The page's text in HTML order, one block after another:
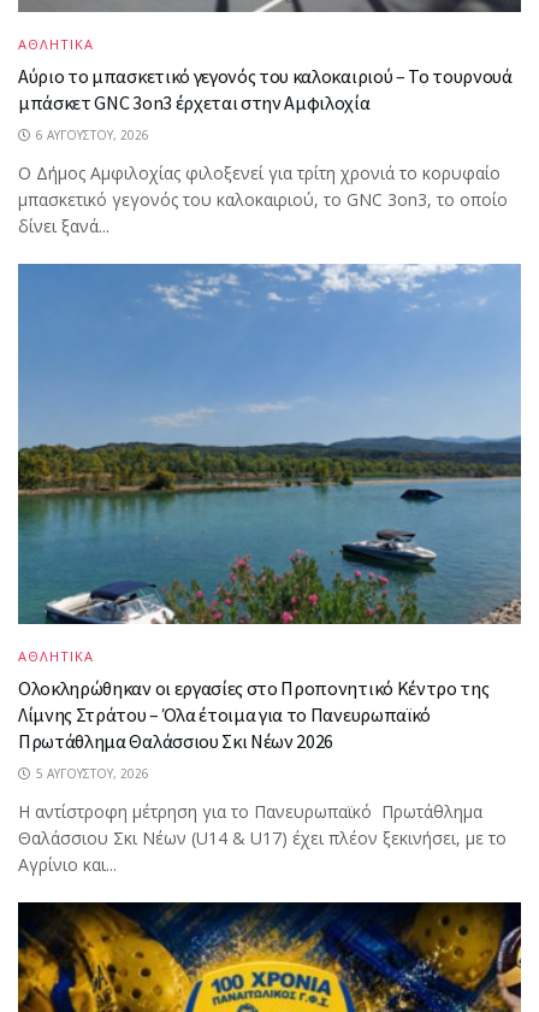
ΑΘΛΗΤΙΚΑ
Αύριο το μπασκετικό γεγονός του καλοκαιριού – Το τουρνουά
μπάσκετ GNC 3on3 έρχεται στην Αμφιλοχία
6 ΑΥΓΟΎΣΤΟΥ, 2026
Ο Δήμος Αμφιλοχίας φιλοξενεί για τρίτη χρονιά το κορυφαίο
μπασκετικό γεγονός του καλοκαιριού, το GNC 3on3, το οποίο
δίνει ξανά...
ΑΘΛΗΤΙΚΑ
Ολοκληρώθηκαν οι εργασίες στο Προπονητικό Κέντρο της
Λίμνης Στράτου – Όλα έτοιμα για το Πανευρωπαϊκό
Πρωτάθλημα Θαλάσσιου Σκι Νέων 2026
5 ΑΥΓΟΎΣΤΟΥ, 2026
Η αντίστροφη μέτρηση για το Πανευρωπαϊκό Πρωτάθλημα
Θαλάσσιου Σκι Νέων (U14 & U17) έχει πλέον ξεκινήσει, με το
Αγρίνιο και...